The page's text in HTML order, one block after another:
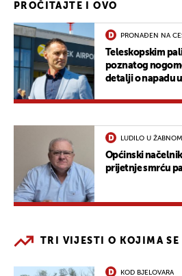
PROČITAJTE I OVO
PRONAĐEN NA
Teleskopskim
poznatog
detalji o napadu
LUDILO U ŽABNOM
Općinski
prijetnje smrću
TRI VIJESTI O KOJIMA SE
KOD BJELOVARA